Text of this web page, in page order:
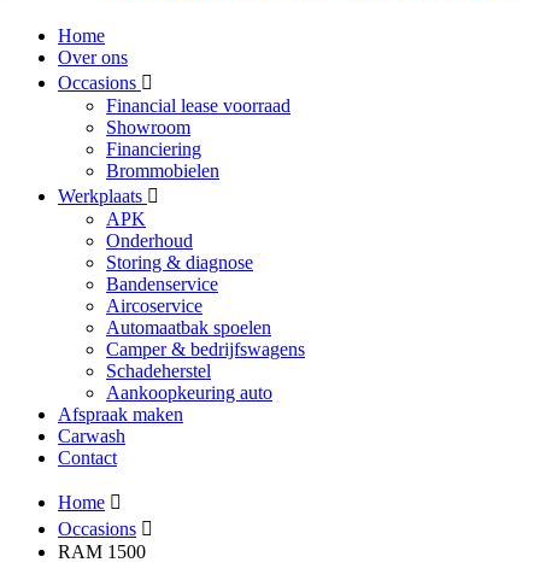
Home
Over ons
Occasions
Financial lease voorraad
Showroom
Financiering
Brommobielen
Werkplaats
APK
Onderhoud
Storing & diagnose
Bandenservice
Aircoservice
Automaatbak spoelen
Camper & bedrijfswagens
Schadeherstel
Aankoopkeuring auto
Afspraak maken
Carwash
Contact
Home
Occasions
RAM 1500